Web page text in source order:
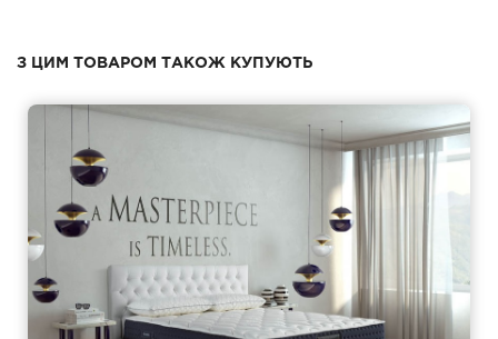
З ЦИМ ТОВАРОМ ТАКОЖ КУПУЮТЬ